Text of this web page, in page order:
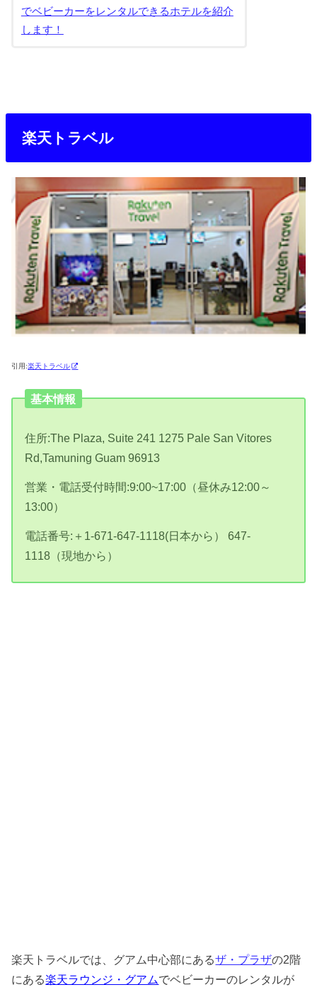
でベビーカーをレンタルできるホテルを紹介
します！
楽天トラベル
引用:楽天トラベル
基本情報
住所:The Plaza, Suite 241 1275 Pale San Vitores
Rd,Tamuning Guam 96913
営業・電話受付時間:9:00~17:00（昼休み12:00～
13:00）
電話番号:＋1-671-647-1118(日本から） 647-
1118（現地から）
楽天トラベルでは、グアム中心部にあるザ・プラザの2階
にある楽天ラウンジ・グアムでベビーカーのレンタルが